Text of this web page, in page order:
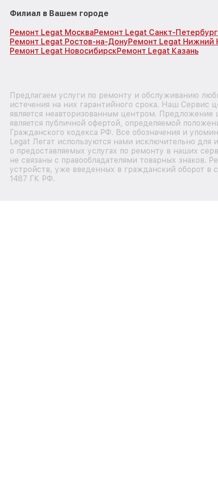
Филиал в Вашем городе
Ремонт Legat МоскваРемонт Legat Санкт-Петербург
Ремонт Legat Ростов-на-ДонуРемонт Legat Нижний
Ремонт Legat НовосибирскРемонт Legat Казань
Предлагаем услуги по ремонту и обслуживанию
истечения на них гарантийного срока. Наш Сервис
является неавторизованным центром. Предложение
является публичной офертой, определяемой
Гражданского кодекса РФ. Все обозначения и
Legat Легат используются нами исключительно для
о предоставляемых услугах по ремонту в наших
не связаны с правообладателями товарных знаков.
устройств, уже введенных в гражданский оборот в
1487 ГК РФ.